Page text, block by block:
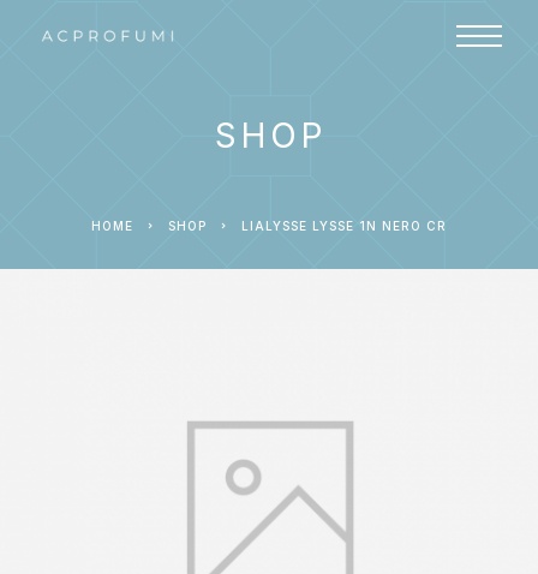
SHOP
HOME SHOP LIALYSSE LYSSE 1N NERO CR